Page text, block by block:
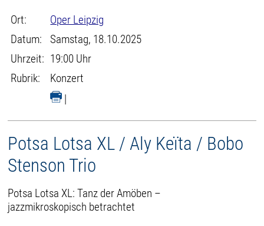
Ort:
Oper Leipzig
Datum:
Samstag, 18.10.2025
Uhrzeit: 19:00 Uhr
Rubrik:
Konzert
|
Potsa Lotsa XL / Aly Keïta / Bobo
Stenson Trio
Potsa Lotsa XL: Tanz der Amöben –
jazzmikroskopisch betrachtet